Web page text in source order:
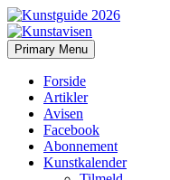
Kunstavisen
Search
Primary Menu Skip
to
Forside
Artikler
Avisen
Facebook
Abonnement
Kunstkalender